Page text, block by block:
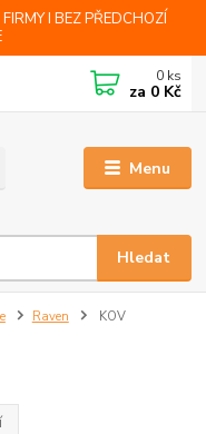
I BEZ PŘEDCHOZÍ
Menu
Hledat
0 ks
za 0 Kč
Raven KOV